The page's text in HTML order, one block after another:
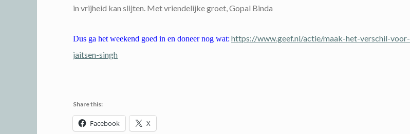
in vrijheid kan slijten. Met vriendelijke groet, Gopal Binda
Dus ga het weekend goed in en doneer nog wat: https://www.geef.nl/actie/maak-het-verschil-voor-
jaitsen-singh
Share this:
Facebook X